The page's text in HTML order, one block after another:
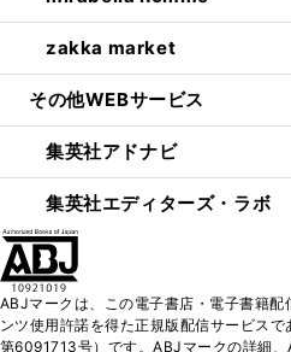
zakka market
その他WEBサービス
集英社アドナビ
集英社エディターズ・ラボ
ABJマークは、この電子書店・電子書籍
ンツ使用許諾を得た正規版配信サービス
第6091713号）です。ABJマークの詳細